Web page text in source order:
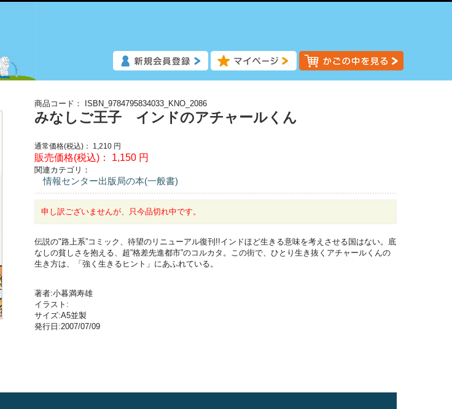
商品コード： ISBN_9784795834033_KNO_2086
みなしご王子 インドのアチャールくん
通常価格(税込)： 1,210 円
販売価格(税込)： 1,150 円
関連カテゴリ：
情報センター出版局の本(一般書)
申し訳ございませんが、只今品切れ中です。
伝説の"路上系”コミック、待望のリニューアル復刊!!インドほど生きる意味を考えさせる国はない。底
なしの貧しさを抱える、超”格差先進都市”のコルカタ。この街で、ひとり生き抜くアチャールくんの
生き方は、「強く生きるヒント」にあふれている。
著者:小暮満寿雄
イラスト:
サイズ:A5並製
発行日:2007/07/09